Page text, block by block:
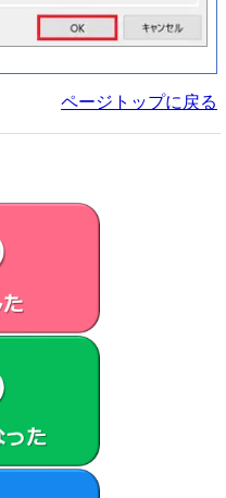
ページトップに戻る